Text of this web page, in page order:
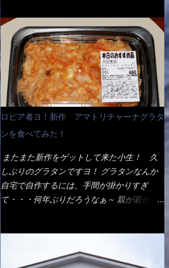
ほど茹で上げた状態です。 当家には、高齢
者がいるので少し柔らかく・・・ 茹で上が
った饂飩は、お店の饂飩に比べ＜細い＞で
す。 どちらかと云えば、稲庭饂飩的な太さ
ですね。 さてこれを、どの様に食べるか？
長葱無かったので、玉葱を刻んで八王子ラー
メン風月見つけうどん！ 冷やし釜あげうど
ん～です。 ラーメン丼に、冷水を軽く張っ
て饂飩を盛り付け、お椀に昆布出汁つゆと長
した。 良いじゃないか～...
が・・・今も変わらないと思うけど・・・
これが出てくると、カウンター中からOH～
と声が飛ぶ！ 写真は、キャベツ少なめでお
願いしています。 皿のサイズは、直径30cm
ほどあります。 そこにドカ盛のキャベツと
御飯にカレーがかかっています。 カレーは
辛く無く、食べやすいタイプです。 それじ
ゃ～カツは、ハムカツ程度の薄さだろう？と
思われるかもしれないが・・・違う！ チャ
も揚げたての熱々です。 これを難なく完食
出来なければ、漢では無い！と云っても過言
ではないだろう。 この他も、兎に角ボリュ
ーム満点で＜薄カツ＞と呼ばれるメニュー
が薄いから、2枚乗せにしたらしいけ
になった乾麺が普通でしょう。マルタイでは
＜棒状＞なのです。 素麺や日本蕎麦などの
乾麺と一緒ですね！ そんなマルタイ棒状ラ
ーメンを、OKストアで見かけ思わず手に取
って買い物篭へ 坦々まぜそばと＜数量限定
＞宮崎辛麺風ラーメン オーッといきなり私
の胃袋をグサッと・・・・ 棒状インスタン
トラーメンのデビューが決まりました。
か・ら・め・ん・辛麺！ 宮崎辛麺はチャル
メラや日清からも出されている、辛口のラー
メンじゃん！！ 酸っぱくしたら、酸辣湯
麺？なんてね。 よし今日のサラメシは、宮
崎辛麺にしよう！ それではまず袋を開ける
ない姿・・・何だかチョッと高級感的
な・・・だって透明なトレイに並んだ棒状麺
なんて見慣れないからねぇ～（コストがかか
ロピア者ヨ！新作 アマトリチャーナグラタ
ンを食べてみた！
またまた新作をゲットして来た小生！ 久
しぶりのグラタンですヨ！ グラタンなんか
自宅で自作するには、手間が掛かりすぎ
て・・・何年ぶりだろうなぁ～ 親が若かり
らしいですよ！ 何処からの情報？ ウィキ